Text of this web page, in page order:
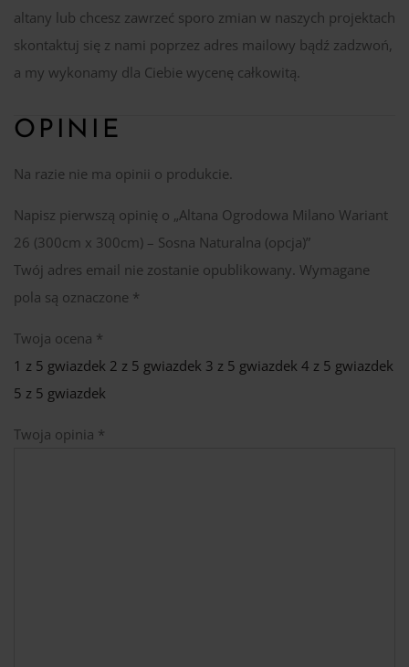
altany lub chcesz zawrzeć sporo zmian w naszych projektach
skontaktuj się z nami poprzez adres mailowy bądź zadzwoń,
a my wykonamy dla Ciebie wycenę całkowitą.
OPINIE
Na razie nie ma opinii o produkcie.
Napisz pierwszą opinię o „Altana Ogrodowa Milano Wariant
26 (300cm x 300cm) – Sosna Naturalna (opcja)”
Twój adres email nie zostanie opublikowany. Wymagane
pola są oznaczone *
Twoja ocena *
1 z 5 gwiazdek 2 z 5 gwiazdek 3 z 5 gwiazdek 4 z 5 gwiazdek
5 z 5 gwiazdek
Twoja opinia *